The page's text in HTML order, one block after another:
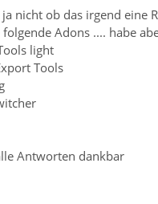
nicht ob das irgend eine
folgende Adons .... habe
light
Tools
Antworten dankbar